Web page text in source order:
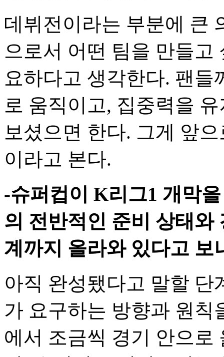
데뷔전이라는 부분에 큰
으로서 어떤 팀을 만들고
요하다고 생각한다. 팬
로 움직이고, 집중력을
보셨으면 한다. 그게 앞
이라고 본다.
-슈퍼컵이 K리그1 개막
의 전반적인 준비 상태와
계까지 올라와 있다고 보
아직 완성됐다고 말할 단
가 요구하는 방향과 원칙
에서 조금씩 경기 안으로